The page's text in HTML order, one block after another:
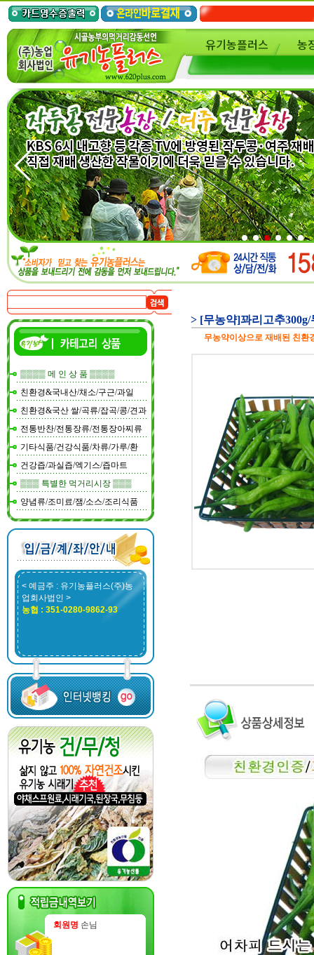
유기농플러스 농
▒▒▒▒ 메 인 상 품 ▒▒▒▒
친환경&국내산/채소/구근/과일
친환경&국산 쌀/곡류/잡곡/콩/견과
전통반찬/전통장류/전통장아찌류
기타식품/건강식품/차류/가루/환
건강즙/과실즙/엑기스/즙마트
▒▒▒ 특별한 먹거리시장 ▒▒▒
양념류/조미료/잼/소스/조리식품
< 예금주 : 유기농플러스(주)농
업회사법인 >
농협 : 351-0280-9862-93
회원명 손님
> [무농약]꽈리고추
무농약이상으로 재배된 친환